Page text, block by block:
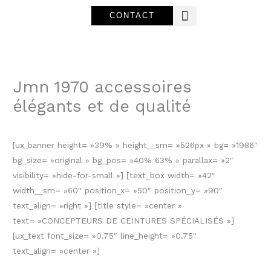
CONTACT
Jmn 1970 accessoires
élégants et de qualité
[ux_banner height= »39% » height__sm= »526px » bg= »1986″
bg_size= »original » bg_pos= »40% 63% » parallax= »2″
visibility= »hide-for-small »] [text_box width= »42″
width__sm= »60″ position_x= »50″ position_y= »90″
text_align= »right »] [title style= »center »
text= »CONCEPTEURS DE CEINTURES SPÉCIALISÉS »]
[ux_text font_size= »0.75″ line_height= »0.75″
text_align= »center »]